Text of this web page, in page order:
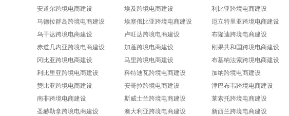
安道尔跨境电商建设
埃及跨境电商建设 利比亚跨境电商建设
马德拉群岛跨境电商建设
埃塞俄比亚跨境电商建设 厄立特里亚跨境电商建设
乌干达跨境电商建设
卢旺达跨境电商建设 布隆迪跨境电商建设
赤道几内亚跨境电商建设
加蓬跨境电商建设 刚果共和国跨境电商建设
冈比亚跨境电商建设
马里跨境电商建设 布基纳法索跨境电商建设
利比里亚跨境电商建设
科特迪瓦跨境电商建设 加纳跨境电商建设
赞比亚跨境电商建设
安哥拉跨境电商建设 津巴布韦跨境电商建设
南非跨境电商建设
斯威士兰跨境电商建设 莱索托跨境电商建设
圣赫勒拿跨境电商建设
澳大利亚跨境电商建设 新西兰跨境电商建设